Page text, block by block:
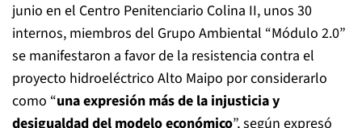
junio en el Centro Penitenciario Colina II, unos 30
internos, miembros del Grupo Ambiental “Módulo 2.0”
se manifestaron a favor de la resistencia contra el
proyecto hidroeléctrico Alto Maipo por considerarlo
como “una expresión más de la injusticia y
desigualdad del modelo económico”, según expresó